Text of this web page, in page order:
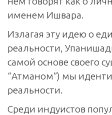
именем Ишвара.
Излагая эту идею о
реальности,
самой основе своего
“Атманом”) мы
реальности.
Среди индуистов